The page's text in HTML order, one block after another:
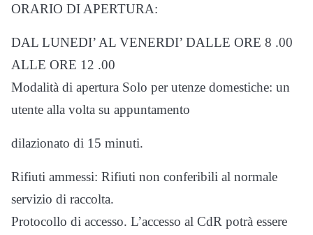
ORARIO DI APERTURA:
DAL LUNEDI’ AL VENERDI’ DALLE ORE 8 .00
ALLE ORE 12 .00
Modalità di apertura Solo per utenze domestiche: un
utente alla volta su appuntamento
dilazionato di 15 minuti.
Rifiuti ammessi: Rifiuti non conferibili al normale
servizio di raccolta.
Protocollo di accesso. L’accesso al CdR potrà essere